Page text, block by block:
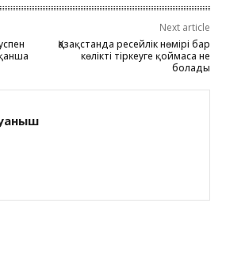
Next article
Қазақстанда ресейлік нөмірі бар
көлікті тіркеуге қоймаса не
болады